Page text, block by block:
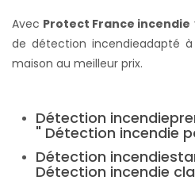
Avec Protect France incendie
de détection incendieadapté
maison au meilleur prix.
Détection incendie
" Détection incendie
Détection incendie
Détection incendie